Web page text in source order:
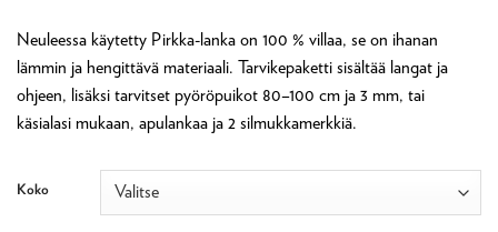
Neuleessa käytetty Pirkka-lanka on 100 % villaa, se on ihanan
lämmin ja hengittävä materiaali. Tarvikepaketti sisältää langat ja
ohjeen, lisäksi tarvitset pyöröpuikot 80–100 cm ja 3 mm, tai
käsialasi mukaan, apulankaa ja 2 silmukkamerkkiä.
Koko